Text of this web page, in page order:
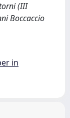
(III
Boccaccio
in